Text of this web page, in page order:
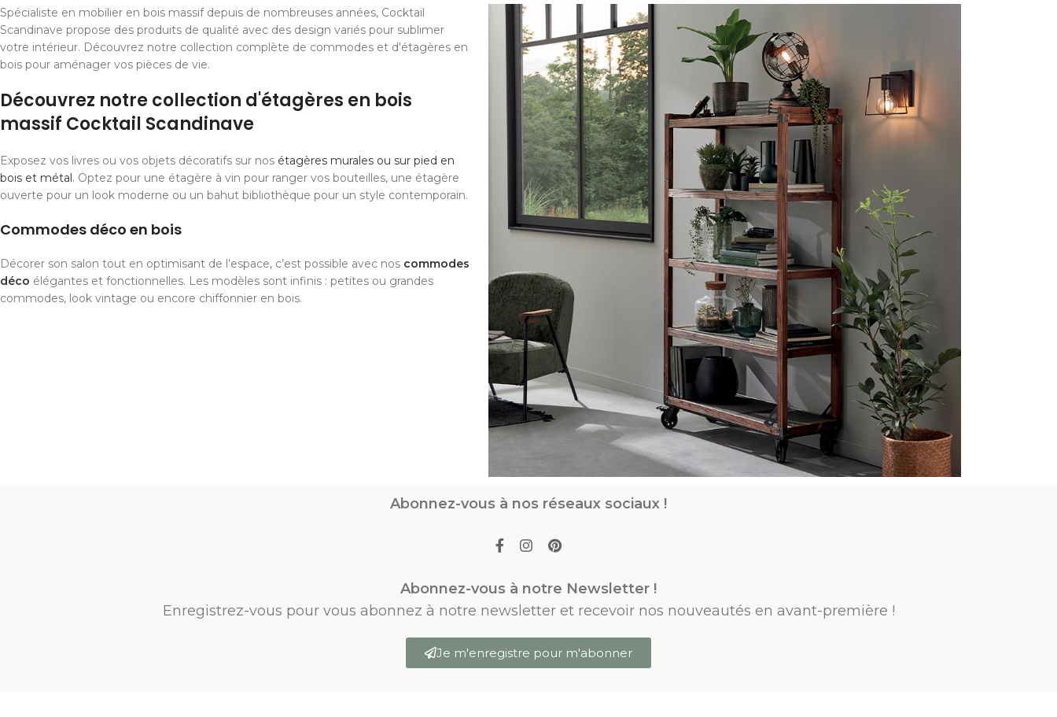
Spécialiste en mobilier en bois massif depuis de nombreuses années, Cocktail
Scandinave propose des produits de qualité avec des design variés pour sublimer
votre intérieur. Découvrez notre collection complète de commodes et d'étagères en
bois pour aménager vos pièces de vie.
Découvrez notre collection d'étagères en bois
massif Cocktail Scandinave
Exposez vos livres ou vos objets décoratifs sur nos étagères murales ou sur pied en
bois et métal. Optez pour une étagère à vin pour ranger vos bouteilles, une étagère
ouverte pour un look moderne ou un bahut bibliothèque pour un style contemporain.
Commodes déco en bois
Décorer son salon tout en optimisant de l’espace, c’est possible avec nos commodes
déco élégantes et fonctionnelles. Les modèles sont infinis : petites ou grandes
commodes, look vintage ou encore chiffonnier en bois.
Abonnez-vous à nos réseaux sociaux !
Abonnez-vous à notre Newsletter !
Enregistrez-vous pour vous abonnez à notre newsletter et recevoir nos nouveautés en avant-première !
Je m'enregistre pour m'abonner